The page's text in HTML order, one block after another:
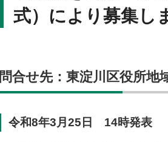
式）により募集し
問合せ先：東淀川区役所地
令和8年3月25日 14時発表